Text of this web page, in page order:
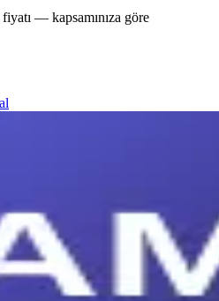
fiyatı — kapsamınıza göre